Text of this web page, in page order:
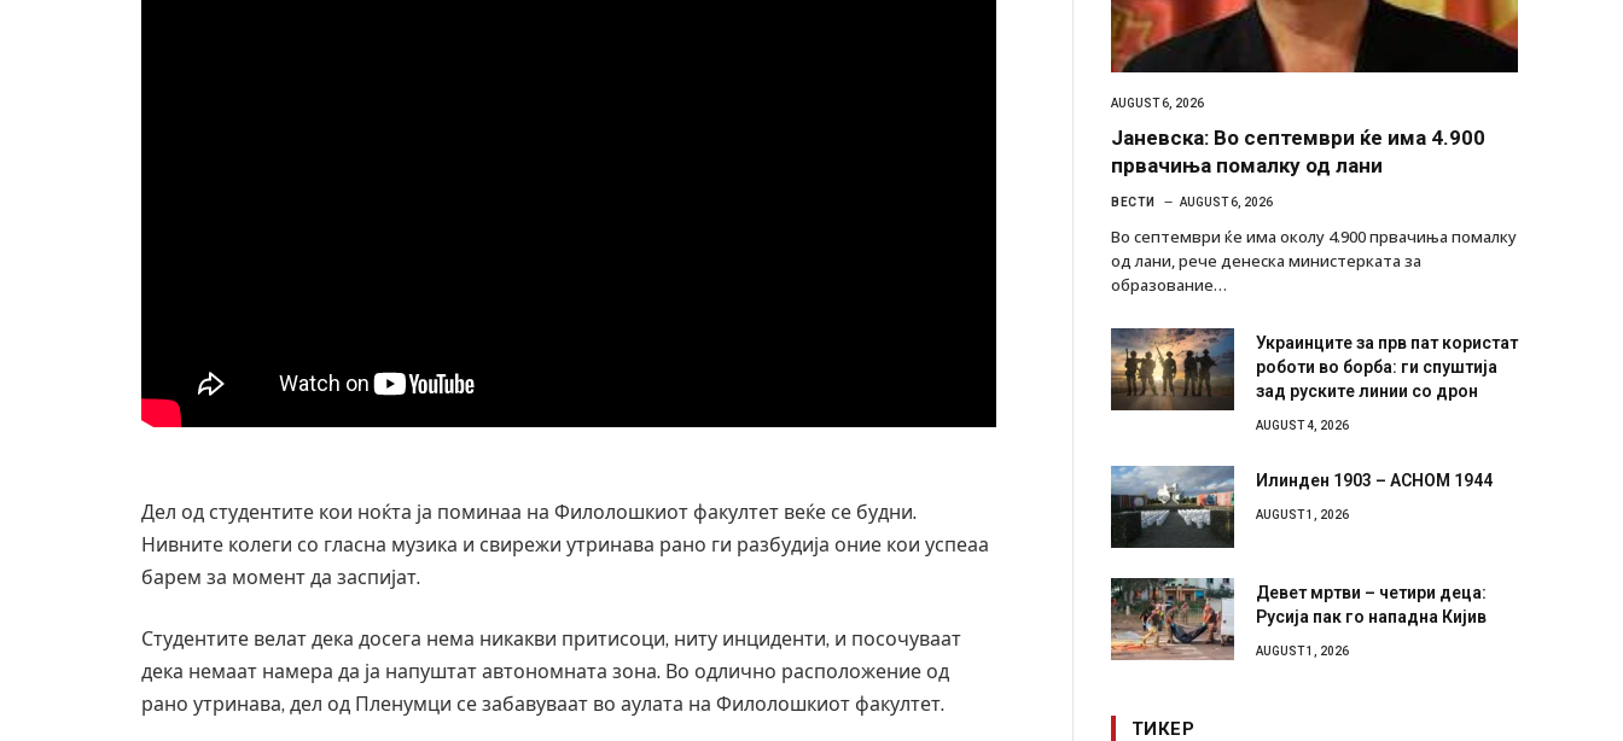
Дел од студентите кои ноќта ја поминаа на Филолошкиот факултет веќе се будни.
Нивните колеги со гласна музика и свирежи утринава рано ги разбудија оние кои успеаа
барем за момент да заспијат.
Студентите велат дека досега нема никакви притисоци, ниту инциденти, и посочуваат
дека немаат намера да ја напуштат автономната зона. Во одлично расположение од
рано утринава, дел од Пленумци се забавуваат во аулата на Филолошкиот факултет.
AUGUST 6, 2026
Јаневска: Во септември ќе има 4.900
првачиња помалку од лани
ВЕСТИ AUGUST 6, 2026
Во септември ќе има околу 4.900 првачиња помалку
од лани, рече денеска министерката за
образование…
Украинците за прв пат користат
роботи во борба: ги спуштија
зад руските линии со дрон
AUGUST 4, 2026
Илинден 1903 – АСНОМ 1944
AUGUST 1, 2026
Девет мртви – четири деца:
Русија пак го нападна Кијив
AUGUST 1, 2026
ТИКЕР